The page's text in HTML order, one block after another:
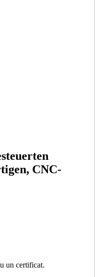
CNC-
un certificat.